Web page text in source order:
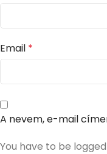
Email *
A nevem, e-mail
You have to be